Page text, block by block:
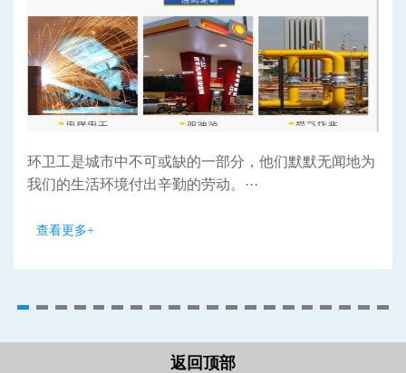
环卫工是城市中不可或缺的一部分，他们默默无闻地为
我们的生活环境付出辛勤的劳动。···
查看更多+
返回顶部